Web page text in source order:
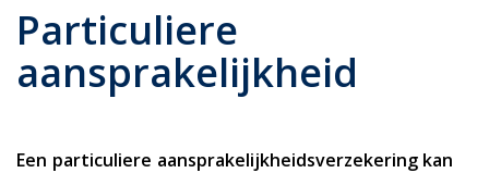
Particuliere
aansprakelijkheid
Een particuliere aansprakelijkheidsverzekering kan